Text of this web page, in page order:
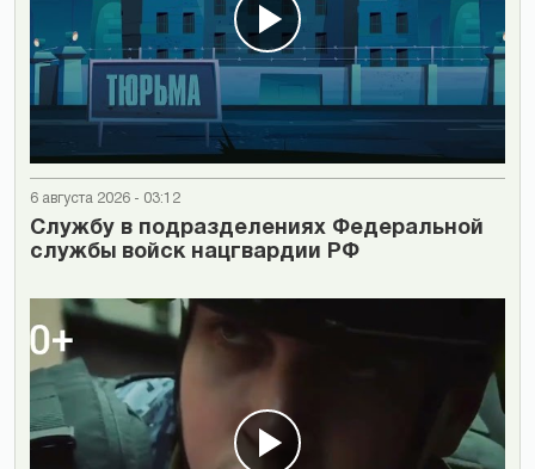
6 августа 2026 - 03:12
Cлужбу в подразделениях Федеральной
службы войск нацгвардии РФ